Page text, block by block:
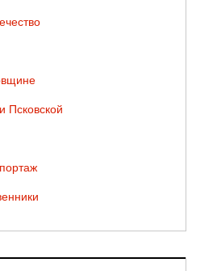
Псковской